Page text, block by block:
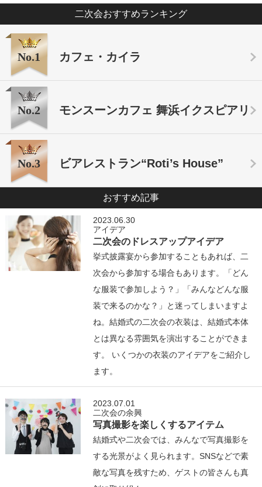
二次会おすすめランキング
No.1 カフェ・カイラ
No.2 モンスーンカフェ 舞浜イクスピアリ
No.3 ビアレストラン“Roti’s House”
おすすめ記事
2023.06.30
アイデア
二次会のドレスアップアイデア
挙式披露宴から参加することもあれば、二
次会から参加する場合もあります。「どん
な服装で参加しよう？」「みんなどんな服
装で来るのかな？」と迷ってしまいますよ
ね。結婚式の二次会の衣装は、結婚式本体
とは異なる雰囲気を演出することができま
す。 いくつかの衣装のアイデアをご紹介し
ます。
2023.07.01
二次会の余興
写真撮影を楽しくするアイテム
結婚式や二次会では、みんなで写真撮影を
する光景がよく見られます。SNSなどで素
敵な写真を残すため、ゲストの皆さんも真